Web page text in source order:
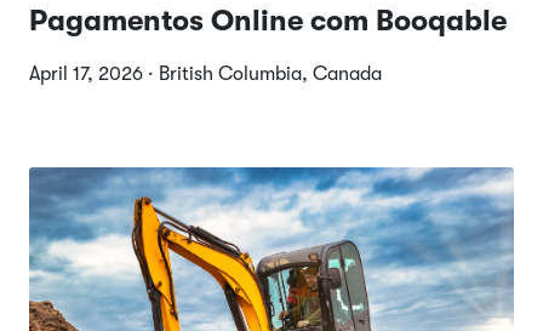
Pagamentos Online com Booqable
April 17, 2026 · British Columbia, Canada